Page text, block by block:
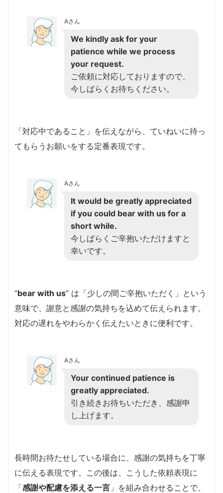
Aさん
We kindly ask for your
patience while we process
your request.
ご依頼に対応しておりますので、
今しばらくお待ちください。
「対応中であること」を伝えながら、ていねいに待っ
てもらうお願いをする定番表現です。
Aさん
It would be greatly appreciated
if you could bear with us for a
short while.
今しばらくご辛抱いただけますと
幸いです。
“bear with us” は「少しの間ご辛抱いただく」という
意味で、謝意と感謝の気持ちを込めて伝えられます。
対応の遅れをやわらかく伝えたいときに便利です。
Aさん
Your continued patience is
greatly appreciated.
引き続きお待ちいただき、感謝申
し上げます。
長時間お待たせしている場合に、感謝の気持ちを丁寧
に伝える表現です。この後は、こうした依頼表現に
「感謝や配慮を添える一言 」を組み合わせることで、